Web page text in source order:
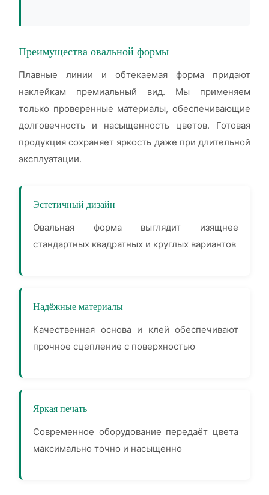
Преимущества овальной формы
Плавные линии и обтекаемая форма придают
наклейкам премиальный вид. Мы применяем
только проверенные материалы, обеспечивающие
долговечность и насыщенность цветов. Готовая
продукция сохраняет яркость даже при длительной
эксплуатации.
Эстетичный дизайн
Овальная форма выглядит изящнее
стандартных квадратных и круглых вариантов
Надёжные материалы
Качественная основа и клей обеспечивают
прочное сцепление с поверхностью
Яркая печать
Современное оборудование передаёт цвета
максимально точно и насыщенно